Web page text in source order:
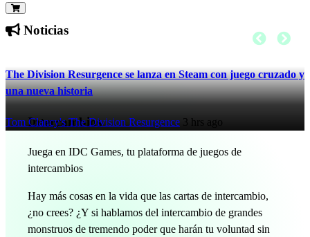
Noticias
The Division Resurgence se lanza en Steam con juego cruzado y
una nueva historia
Tom Clancy's The Division Resurgence 3 hrs ago
Intercambios
Juega en IDC Games, tu plataforma de juegos de
intercambios
Hay más cosas en la vida que las cartas de intercambio,
¿no crees? ¿Y si hablamos del intercambio de grandes
monstruos de tremendo poder que harán tu voluntad sin